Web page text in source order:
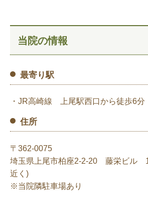
当院の情報
最寄り駅
・JR高崎線 上尾駅西口から徒歩6分
住所
〒362-0075
埼玉県上尾市柏座2-2-20 藤栄ビル
近く)
※当院隣駐車場あり